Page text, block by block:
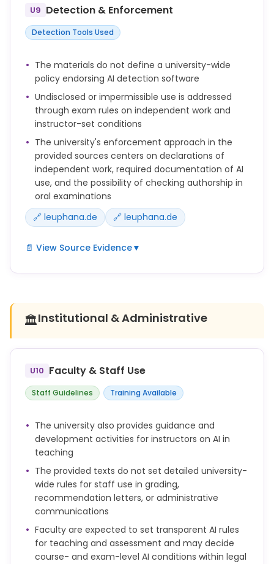
Bitte kennzeichnen Sie in Ihrer schriftlichen Arbeit
die Stellen bzw. Abschnitte, die Sie mit KI-
Unterstützung erstellt haben. Es gibt verschiedene
Textbaustein oder grafisch hervorgehoben.
Neben den mit KI-Unterstützung erstellten
Textstellen ist ein Verzeichnis aufzunehmen, in dem
die verwendeten KI-Tools, die verwendeten Prompts
und die Antworten des KI-Systems dokumentiert
werden.
Wenn die Verwendung von KI-Tools in einer Prüfung
nicht ausgeschlossen ist, sind die Vorgaben zur
Kennzeichnung von KI-generierten Inhalten in einer
Prüfungsleistung zu beachten.
Verwendung von KI-basierten Hilfsmitteln
habe. Ich habe die Stellen meiner Arbeit, die mithilfe
kenntlich gemacht."
U9 Detection & Enforcement
Detection Tools Used
The materials do not define a university-wide
policy endorsing AI detection software
Undisclosed or impermissible use is addressed
through exam rules on independent work and
instructor-set conditions
The university's enforcement approach in the
provided sources centers on declarations of
independent work, required documentation of AI
use, and the possibility of checking authorship in
oral examinations
🔗 leuphana.de
🔗 leuphana.de
📄 View Source Evidence▼
Die Eigenständigkeitserklärung für schriftliche
fremde Hilfe selbständig verfasst und nur die
Wörtlich oder dem Sinn nach aus anderen Werken
Quelle kenntlich gemacht."
Dies kann in mündlichen Prüfungen durch Fragen
Prüfungsleistung sowie durch Fragen nach dem
Einsatz von KI-basierten Hilfsmitteln und den
Kriterien für ihre Verwendung überprüft werden.
KI-generierte Inhalte müssen nachvollziehbar
dokumentiert und gekennzeichnet werden.
🏛️Institutional & Administrative
U10 Faculty & Staff Use
Staff Guidelines Training Available
The university also provides guidance and
development activities for instructors on AI in
teaching
The provided texts do not set detailed university-
wide rules for staff use in grading,
recommendation letters, or administrative
communications
Faculty are expected to set transparent AI rules
for teaching and assessment and may decide
course- and exam-level AI conditions within legal